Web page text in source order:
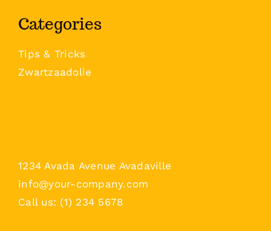
Categories
Tips & Tricks
Zwartzaadolie
1234 Avada Avenue Avadaville
info@your-company.com
Call us: (1) 234 5678